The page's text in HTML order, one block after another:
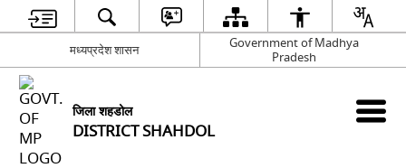
मध्यप्रदेश शासन
Government of Madhya
Pradesh
जिला शहडोल
DISTRICT SHAHDOL